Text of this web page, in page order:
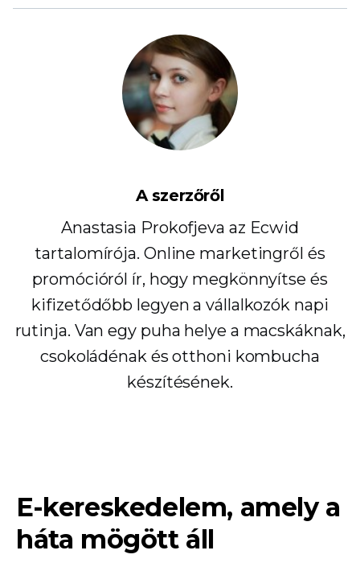
A szerzőről
Anastasia Prokofjeva az Ecwid
tartalomírója. Online marketingről és
promócióról ír, hogy megkönnyítse és
kifizetődőbb legyen a vállalkozók napi
rutinja. Van egy puha helye a macskáknak,
csokoládénak és otthoni kombucha
készítésének.
E-kereskedelem, amely a
háta mögött áll